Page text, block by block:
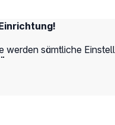
werden sämtliche